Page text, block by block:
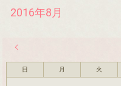
2016年8月
日 月 火